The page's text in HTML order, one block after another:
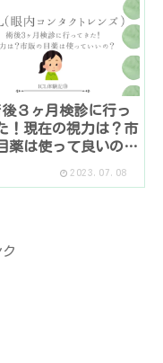
後３ヶ月検診に行っ
！現在の視力は？市
薬は使って良いの？
2023.07.08